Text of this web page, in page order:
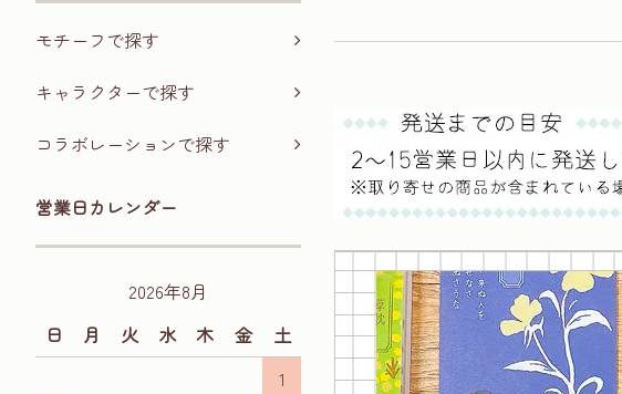
モチーフで探す
キャラクターで探す
コラボレーションで探す
営業日カレンダー
2026年8月
日
月 火 水 木 金
土
1